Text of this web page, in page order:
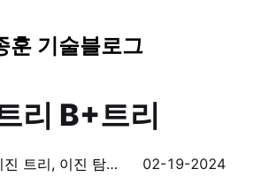
훈 기술블로그
리 B+트리
트리 알아보기 - 이진 트리, 이진 탐색 트리, AVL 트리, B-트리, B+트리, Red Black 트리 02-19-2024